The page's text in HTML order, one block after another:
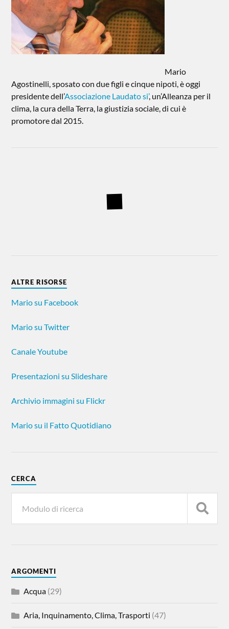
Mario
Agostinelli, sposato con due figli e cinque nipoti, è oggi
presidente dell’Associazione Laudato si’, un’Alleanza per il
clima, la cura della Terra, la giustizia sociale, di cui è
promotore dal 2015.
ALTRE RISORSE
Mario su Facebook
Mario su Twitter
Canale Youtube
Presentazioni su Slideshare
Archivio immagini su Flickr
Mario su il Fatto Quotidiano
CERCA
ARGOMENTI
Acqua (29)
Aria, Inquinamento, Clima, Trasporti (47)